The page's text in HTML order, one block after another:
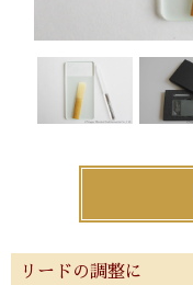
リードの調整に
よくあるご質問